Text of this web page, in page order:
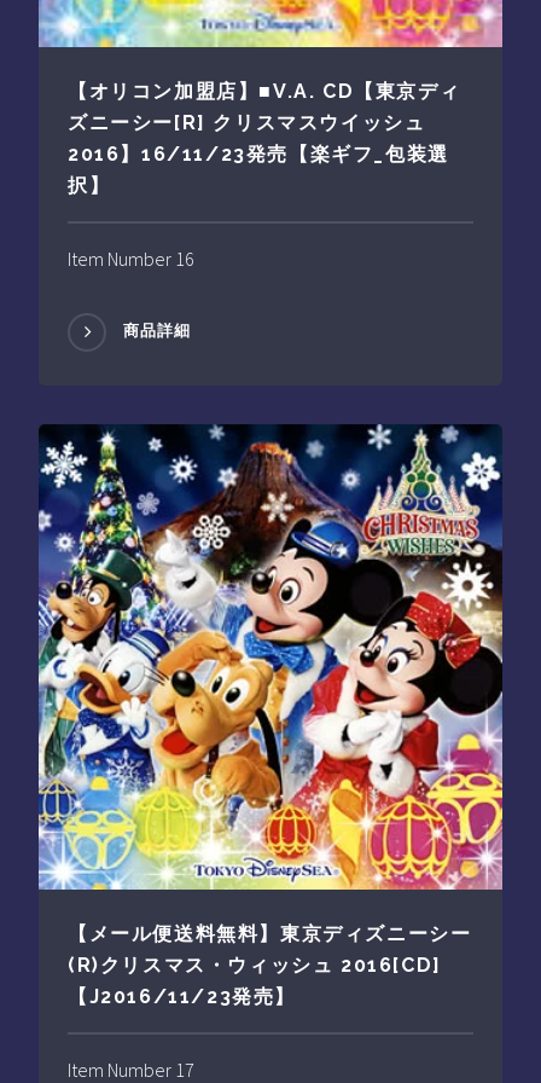
【オリコン加盟店】■V.A. CD【東京ディ
ズニーシー[R] クリスマスウイッシュ
2016】16/11/23発売【楽ギフ_包装選
択】
Item Number 16
商品詳細
【メール便送料無料】東京ディズニーシー
(R)クリスマス・ウィッシュ 2016[CD]
【J2016/11/23発売】
Item Number 17